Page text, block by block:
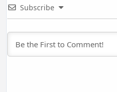
Subscribe